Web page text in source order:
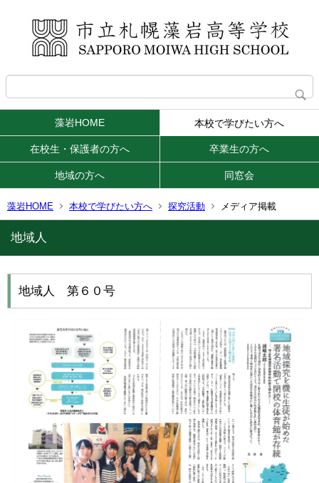
藻岩HOME 本校で学びたい方へ
在校生・保護者の方へ 卒業生の方へ
地域の方へ 同窓会
藻岩HOME 本校で学びたい方へ 探究活動 メディア掲載
地域人
地域人 第６０号